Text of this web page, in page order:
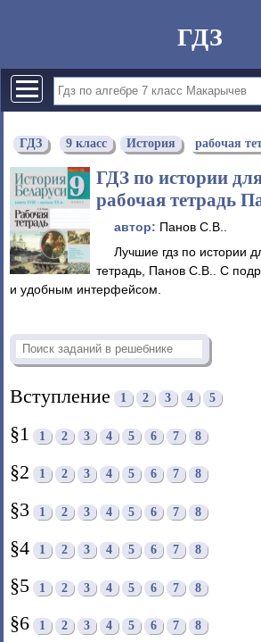
ГДЗ
ГДЗ 9 класс История рабочая
ГДЗ по истории
рабочая тетрадь
автор: Панов С.В..
Лучшие гдз по истории
тетрадь, Панов С.В.. С
и удобным интерфейсом.
Вступление 1 2 3 4 5
§1 1 2 3 4 5 6 7 8
§2 1 2 3 4 5 6 7 8
§3 1 2 3 4 5 6 7 8
§4 1 2 3 4 5 6 7 8
§5 1 2 3 4 5 6 7 8
§6 1 2 3 4 5 6 7 8